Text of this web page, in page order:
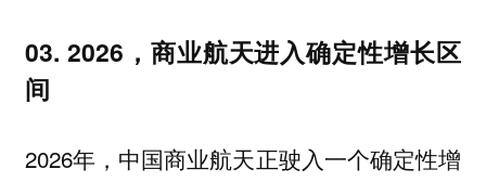
03. 2026，商业航天进入确定性增长区
间
2026年，中国商业航天正驶入一个确定性增